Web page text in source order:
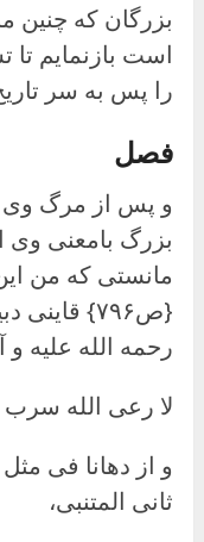
بزرگان که چنین
است بازنمایم
را پس به سر
فصل
و پس از مرگ وی
بزرگ بامعنی وی
مانستی که من
{ص۷۹۶}
رحمه الله علیه
لا رعى الله سرب
و از دهانا فی
ثانی المتنبی،